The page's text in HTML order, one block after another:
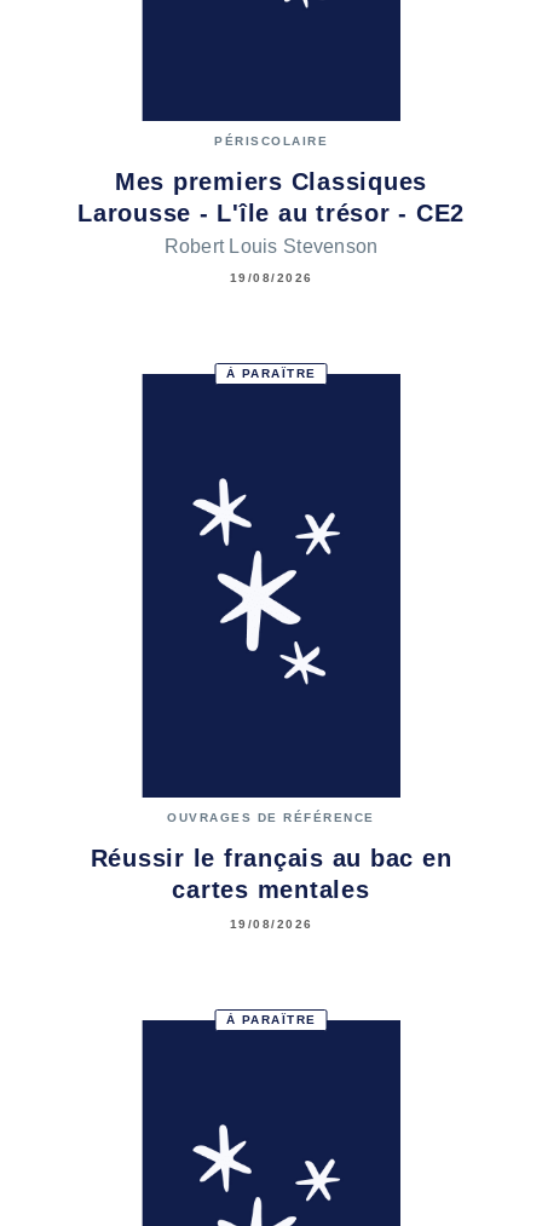
PÉRISCOLAIRE
Mes premiers Classiques
Larousse - L'île au trésor - CE2
Robert Louis Stevenson
19/08/2026
À PARAÎTRE
OUVRAGES DE RÉFÉRENCE
Réussir le français au bac en
cartes mentales
19/08/2026
À PARAÎTRE